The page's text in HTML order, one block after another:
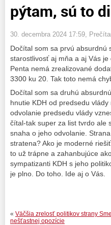
pýtam, sú to
30. decembra 2024 17:59 ,
Dočítal som sa prvú absurdnú
starostlivosť aj mňa a aj Vás
Penta nemá zrealizované
3300 ku 20. Tak toto nemá
Dočítal som sa druhú
hnutie KDH od predsedu
odvolanie predsedu vlády
čítal-tak super za list tvrdo ale
snaha o jeho odvolanie.
stratena? Ako je moderné
to už trápne a zahanbujúce
sympatizanti KDH s jeho
je plno. Do toho. Ide aj o Vás.
« Väčšia zrelosť politikov strany
nešťastnej opozície